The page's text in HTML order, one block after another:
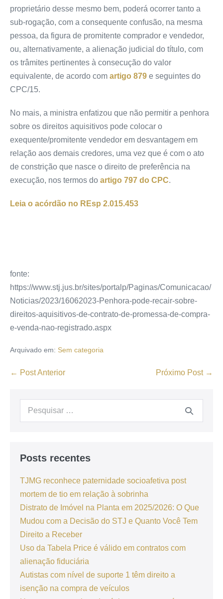
proprietário desse mesmo bem, poderá ocorrer tanto a
sub-rogação, com a consequente confusão, na mesma
pessoa, da figura de promitente comprador e vendedor,
ou, alternativamente, a alienação judicial do título, com
os trâmites pertinentes à consecução do valor
equivalente, de acordo com artigo 879 e seguintes do
CPC/15.
No mais, a ministra enfatizou que não permitir a penhora
sobre os direitos aquisitivos pode colocar o
exequente/promitente vendedor em desvantagem em
relação aos demais credores, uma vez que é com o ato
de constrição que nasce o direito de preferência na
execução, nos termos do artigo 797 do CPC.
Leia o acórdão no REsp 2.015.453
fonte:
https://www.stj.jus.br/sites/portalp/Paginas/Comunicacao/
Noticias/2023/16062023-Penhora-pode-recair-sobre-
direitos-aquisitivos-de-contrato-de-promessa-de-compra-
e-venda-nao-registrado.aspx
Arquivado em: Sem categoria
← Post Anterior Próximo Post →
Posts recentes
TJMG reconhece paternidade socioafetiva post
mortem de tio em relação à sobrinha
Distrato de Imóvel na Planta em 2025/2026: O Que
Mudou com a Decisão do STJ e Quanto Você Tem
Direito a Receber
Uso da Tabela Price é válido em contratos com
alienação fiduciária
Autistas com nível de suporte 1 têm direito a
isenção na compra de veículos